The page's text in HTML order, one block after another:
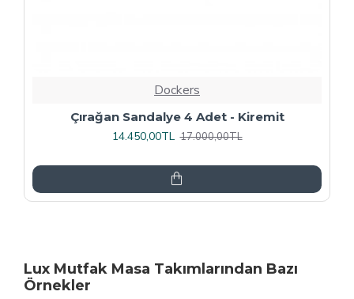
Dockers
Rozhet Sandalye (Kromnikel) (4 Adet
Fiyatıdır) - Kahve
Lux Mutfak Masa Takımlarından Bazı
Örnekler